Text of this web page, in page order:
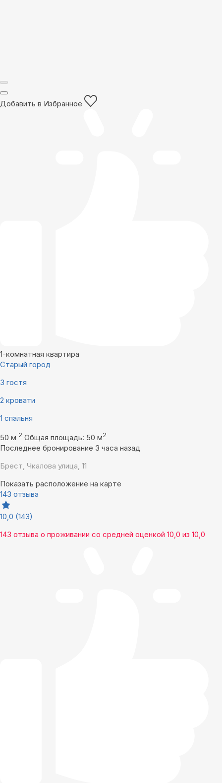
Добавить в Избранное
1-комнатная квартира
Старый город
3 гостя
2 кровати
1 спальня
50 м 2 Общая площадь: 50 м2
Последнее бронирование 3 часа назад
Брест, Чкалова улица, 11
Показать расположение на карте
143 отзыва
10,0 (143)
143 отзыва о проживании со средней оценкой 10,0 из 10,0